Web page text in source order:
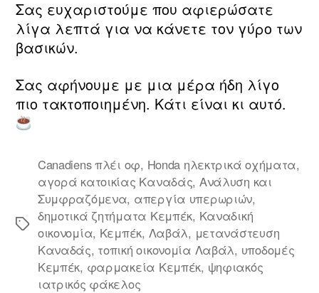
Σας ευχαριστούμε που αφιερώσατε
λίγα λεπτά για να κάνετε τον γύρο των
βασικών.
Σας αφήνουμε με μια μέρα ήδη λίγο
πιο τακτοποιημένη. Κάτι είναι κι αυτό.
Ετικέτες
Canadiens πλέι οφ, Honda ηλεκτρικά οχήματα,
αγορά κατοικίας Καναδάς, Ανάλυση και
Συμφραζόμενα, απεργία υπερωριών,
δημοτικά ζητήματα Κεμπέκ, Καναδική
οικονομία, Κεμπέκ, Λαβάλ, μετανάστευση
Καναδάς, τοπική οικονομία Λαβάλ, υποδομές
Κεμπέκ, φαρμακεία Κεμπέκ, ψηφιακός
ιατρικός φάκελος